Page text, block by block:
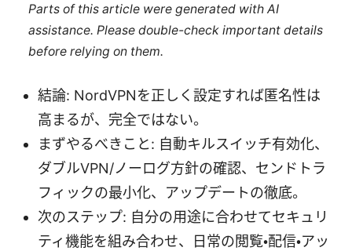
Parts of this article were generated with AI
assistance. Please double-check important details
before relying on them.
結論: NordVPNを正しく設定すれば匿名性は
高まるが、完全ではない。
まずやるべきこと: 自動キルスイッチ有効化、
ダブルVPN/ノーログ方針の確認、センドトラ
フィックの最小化、アップデートの徹底。
次のステップ: 自分の用途に合わせてセキュリ
ティ機能を組み合わせ、日常の閲覧・配信・アッ